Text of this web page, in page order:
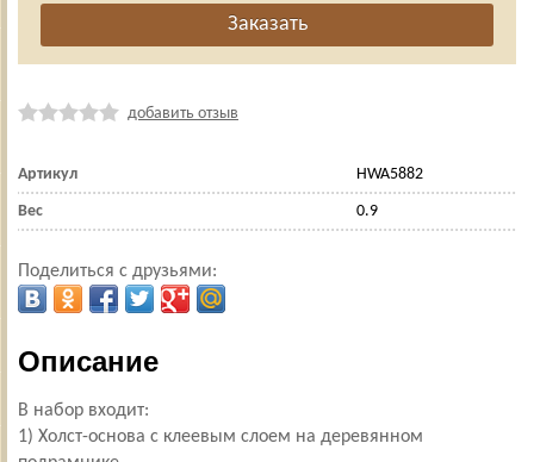
добавить отзыв
Артикул HWA5882
Вес 0.9
Поделиться с друзьями:
Описание
В набор входит:
1) Холст-основа с клеевым слоем на деревянном